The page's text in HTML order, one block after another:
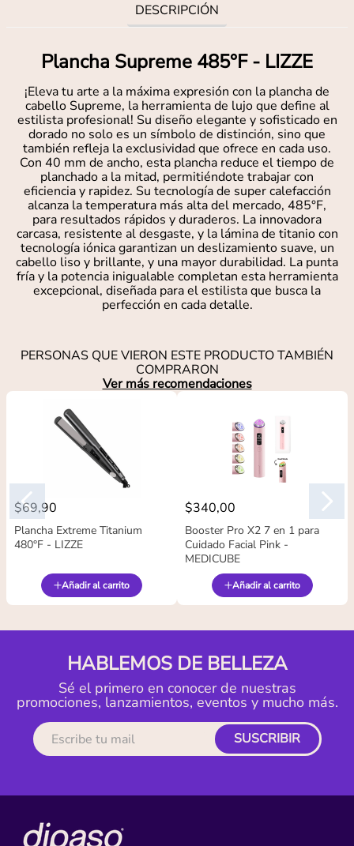
DESCRIPCIÓN
Plancha Supreme 485°F - LIZZE
¡Eleva tu arte a la máxima expresión con la plancha de
cabello Supreme, la herramienta de lujo que define al
estilista profesional! Su diseño elegante y sofisticado en
dorado no solo es un símbolo de distinción, sino que
también refleja la exclusividad que ofrece en cada uso.
Con 40 mm de ancho, esta plancha reduce el tiempo de
planchado a la mitad, permitiéndote trabajar con
eficiencia y rapidez. Su tecnología de super calefacción
alcanza la temperatura más alta del mercado, 485°F,
para resultados rápidos y duraderos. La innovadora
carcasa, resistente al desgaste, y la lámina de titanio con
tecnología iónica garantizan un deslizamiento suave, un
cabello liso y brillante, y una mayor durabilidad. La punta
fría y la potencia inigualable completan esta herramienta
excepcional, diseñada para el estilista que busca la
perfección en cada detalle.
PERSONAS QUE VIERON ESTE PRODUCTO TAMBIÉN
COMPRARON
Ver más recomendaciones
$69,90
Plancha Extreme Titanium
480°F - LIZZE
Añadir al carrito
$340,00
Booster Pro X2 7 en 1 para
Cuidado Facial Pink -
MEDICUBE
Añadir al carrito
HABLEMOS DE BELLEZA
Sé el primero en conocer de nuestras
promociones, lanzamientos, eventos y mucho más.
SUSCRIBIR